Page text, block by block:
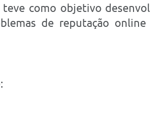
como objetivo
de reputação online